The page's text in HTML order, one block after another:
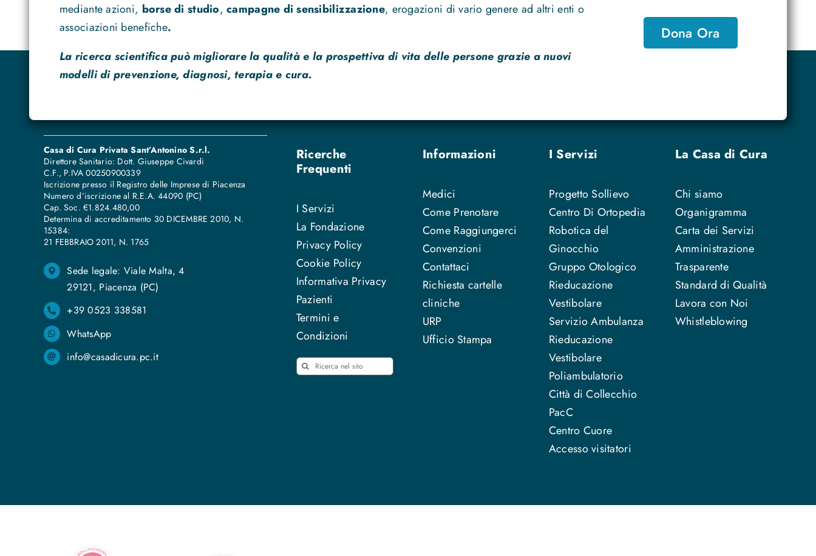
mediante azioni, borse di studio,campagne di sensibilizzazione, erogazioni di vario genere ad altri enti o
associazioni benefiche.
La ricerca scientifica può migliorare la qualità e la prospettiva di vita delle persone grazie a nuovi
modelli di prevenzione, diagnosi, terapia e cura.
Dona Ora
Casa di Cura Privata Sant’Antonino S.r.l.
Direttore Sanitario: Dott. Giuseppe Civardi
C.F., P.IVA 00250900339
Iscrizione presso il Registro delle Imprese di Piacenza
Numero d’iscrizione al R.E.A. 44090 (PC)
Cap. Soc. €1.824.480,00
Determina di accreditamento 30 DICEMBRE 2010, N.
15384:
21 FEBBRAIO 2011, N. 1765
Sede legale: Viale Malta, 4
29121, Piacenza (PC)
+39 0523 338581
WhatsApp
info@casadicura.pc.it
Ricerche
Frequenti
I Servizi
La Fondazione
Privacy Policy
Cookie Policy
Informativa Privacy
Pazienti
Termini e
Condizioni
Cerca
Informazioni
Medici
Come Prenotare
Come Raggiungerci
Convenzioni
Contattaci
Richiesta cartelle
cliniche
URP
Ufficio Stampa
I Servizi
Progetto Sollievo
Centro Di Ortopedia
Robotica del
Ginocchio
Gruppo Otologico
Rieducazione
Vestibolare
Servizio Ambulanza
Rieducazione
Vestibolare
Poliambulatorio
Città di Collecchio
PacC
Centro Cuore
Accesso visitatori
La Casa di Cura
Chi siamo
Organigramma
Carta dei Servizi
Amministrazione
Trasparente
Standard di Qualità
Lavora con Noi
Whistleblowing